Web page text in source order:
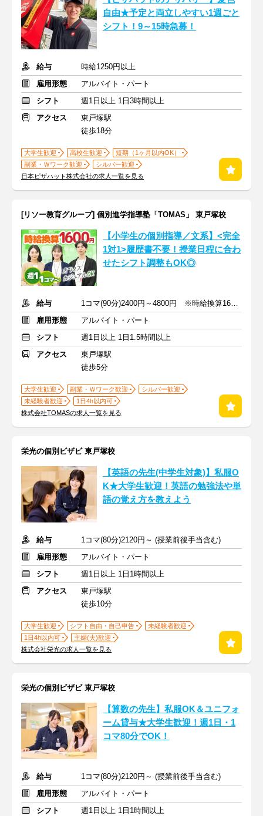
自由★予定と両立しやすい1週ごと
シフト！9～15時急募！
給与
時給1250円以上
雇用形態
アルバイト・パート
シフト
週1日以上 1日3時間以上
アクセス
東戸塚駅
徒歩18分
大学生歓迎 高校生歓迎
短期（1ヶ月以内OK）
副業・Ｗワーク歓迎
シルバー歓迎
日本ピザハット株式会社の求人一覧を見る
[リソー教育グループ] 個別進学指導塾「TOMAS」 東戸塚校
【小学生の個別指導／文系】<完全
1対1>履歴書不要！授業日程に合わ
せたシフト調整もOK◎
給与
1コマ(90分)2400円～4800円 ※時給換算1600円～3200円
雇用形態
アルバイト・パート
シフト
週1日以上 1日1.5時間以上
アクセス
東戸塚駅
徒歩5分
大学生歓迎 副業・Ｗワーク歓迎
シルバー歓迎
未経験者歓迎
1日4h以内可
株式会社TOMASの求人一覧を見る
栄光の個別ビザビ 東戸塚校
【英語の先生(中学生対象)】私服O
K★大学生歓迎！英語の勉強法や単
語の覚え方を教えよう
給与
1コマ(80分)2120円～ (授業前後手当含む)
雇用形態
アルバイト・パート
シフト
週1日以上 1日1時間以上
アクセス
東戸塚駅
徒歩10分
大学生歓迎 シフト自由・自己申告
未経験者歓迎
1日4h以内可
主婦(夫)歓迎
株式会社栄光の求人一覧を見る
栄光の個別ビザビ 東戸塚校
【算数の先生】私服OK＆ユニフォ
ーム貸与★大学生歓迎！週1日・1
コマ80分でOK！
給与
1コマ(80分)2120円～ (授業前後手当含む)
雇用形態
アルバイト・パート
シフト
週1日以上 1日1時間以上